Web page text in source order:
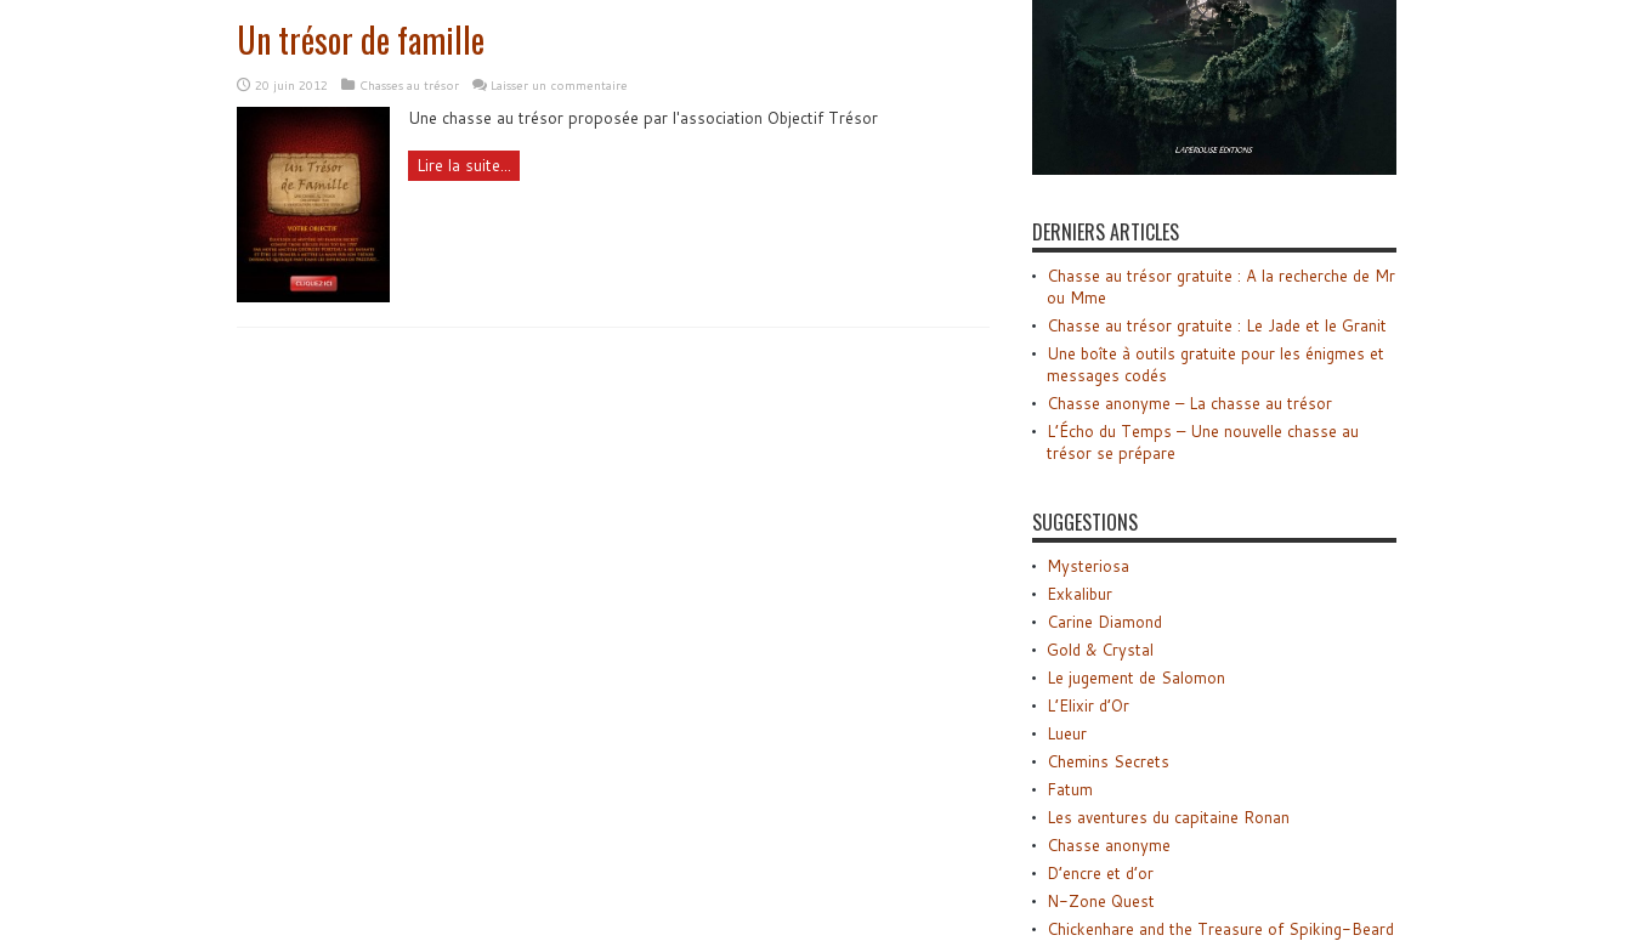
Un trésor de famille
20 juin 2012 Chasses au trésor Laisser un commentaire
Une chasse au trésor proposée par l'association Objectif Trésor
Lire la suite...
DERNIERS ARTICLES
Chasse au trésor gratuite : A la recherche de Mr
ou Mme
Chasse au trésor gratuite : Le Jade et le Granit
Une boîte à outils gratuite pour les énigmes et
messages codés
Chasse anonyme – La chasse au trésor
L’Écho du Temps – Une nouvelle chasse au
trésor se prépare
SUGGESTIONS
Mysteriosa
Exkalibur
Carine Diamond
Gold & Crystal
Le jugement de Salomon
L’Elixir d’Or
Lueur
Chemins Secrets
Fatum
Les aventures du capitaine Ronan
Chasse anonyme
D’encre et d’or
N-Zone Quest
Chickenhare and the Treasure of Spiking-Beard